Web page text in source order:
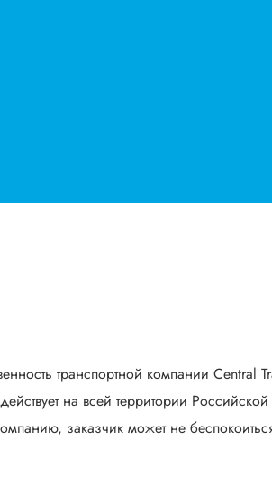
транспортной компании Central
на всей территории
заказчик может не